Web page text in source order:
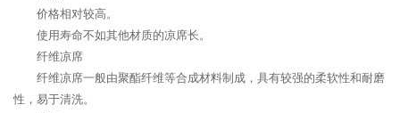
价格相对较高。
使用寿命不如其他材质的凉席长。
纤维凉席
纤维凉席一般由聚酯纤维等合成材料制成，具有较强的柔软性和耐磨
性，易于清洗。